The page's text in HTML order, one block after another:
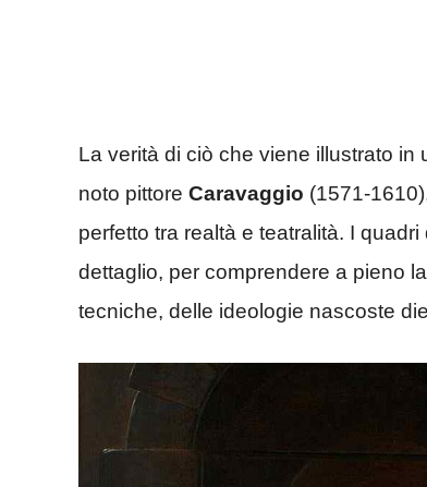
La verità di ciò che viene illustrato
noto pittore Caravaggio (1571-
perfetto tra realtà e teatralità. I
dettaglio, per comprendere a pieno
tecniche, delle ideologie nascoste